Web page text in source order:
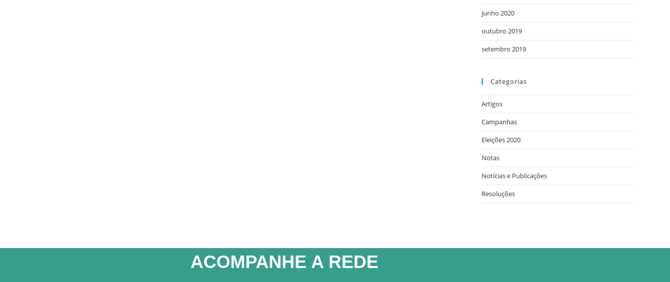
junho 2020
outubro 2019
setembro 2019
Categorias
Artigos
Campanhas
Eleições 2020
Notas
Notícias e Publicações
Resoluções
ACOMPANHE A REDE​